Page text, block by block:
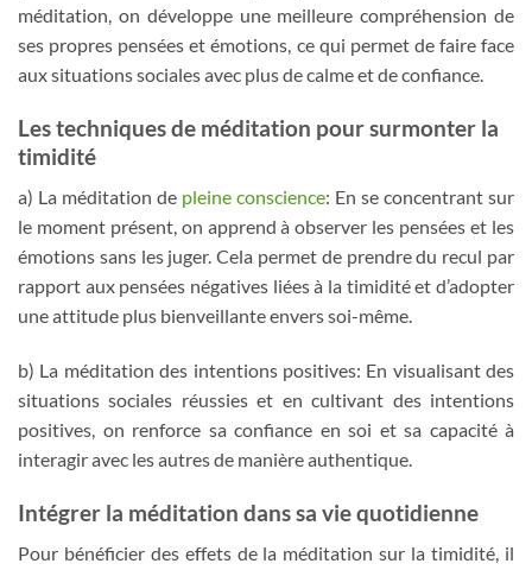
méditation, on développe une meilleure compréhension de
ses propres pensées et émotions, ce qui permet de faire face
aux situations sociales avec plus de calme et de confiance.
Les techniques de méditation pour surmonter la
timidité
a) La méditation de pleine conscience: En se concentrant sur
le moment présent, on apprend à observer les pensées et les
émotions sans les juger. Cela permet de prendre du recul par
rapport aux pensées négatives liées à la timidité et d’adopter
une attitude plus bienveillante envers soi-même.
b) La méditation des intentions positives: En visualisant des
situations sociales réussies et en cultivant des intentions
positives, on renforce sa confiance en soi et sa capacité à
interagir avec les autres de manière authentique.
Intégrer la méditation dans sa vie quotidienne
Pour bénéficier des effets de la méditation sur la timidité, il